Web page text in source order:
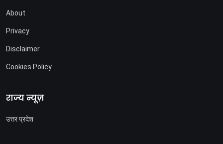
About
Privacy
Disclaimer
Cookies Policy
राज्य न्यूज़
उत्तर प्रदेश